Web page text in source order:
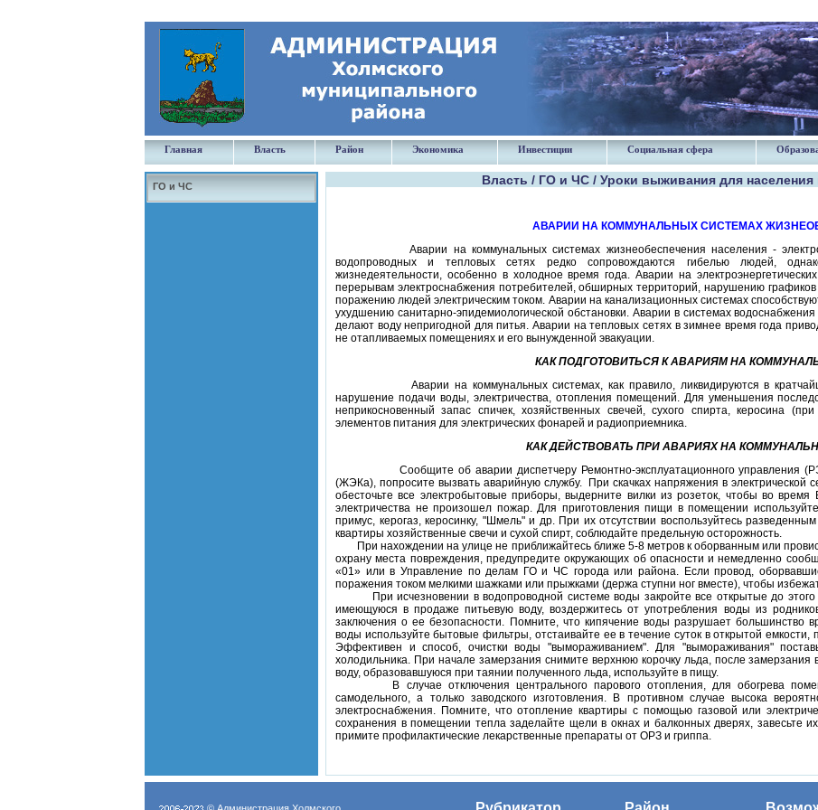
Главная Власть Район Экономика Инвестиции Социальная сфера
ГО и ЧС Власть / ГО и ЧС / Уроки выживания для
АВАРИИ НА КОММУНАЛЬНЫХ СИСТЕМАХ
Аварии на коммунальных системах жизнеобеспечения населения -
водопроводных и тепловых сетях редко сопро­вождаются гибелью людей,
жизнедеятельности, особенно в холодное время года. Аварии на
перерывам электроснабжения потребителей, обширных территорий, нарушению
поражению людей электрическим током. Аварии на канализационных системах
ухудшению санитарно-эпидемиологической обстановки. Аварии в системах
делают воду непригодной для питья. Аварии на тепловых сетях в зимнее время года
не отапливаемых помещениях и его вынужденной эвакуации.
КАК ПОДГОТОВИТЬСЯ К АВАРИЯМ НА
Аварии на коммунальных системах, как правило, ликвидируются в
нарушение подачи воды, электричества, отопления помещений. Для уменьшения
неприкосновенный запас спичек, хозяйственных свечей, сухого спирта, керосина
элементов питания для электрических фонарей и радиоприемника.
КАК ДЕЙСТВОВАТЬ ПРИ АВАРИЯХ НА
Сообщите об аварии диспетчеру Ремонтно-эксплуатационного управления
(ЖЭКа), попросите вызвать аварийную службу. При скачках напряжения в электрической
обесточьте все электробытовые приборы, выдерните вилки из розеток, чтобы во время
электричества не произошел пожар. Для приготовления пищи в помещении используйте
примус, керогаз, керосинку, "Шмель" и др. При их отсутствии воспользуйтесь
квартиры хо­зяйственные свечи и сухой спирт, соблюдайте предельную осторожность.
При нахождении на улице не приближайтесь ближе 5-8 метров к оборванным или
охрану места повреждения, предупредите окружающих об опасности и немедленно
«01» или в Управление по делам ГО и ЧС города или района. Если провод,
поражения током мелкими шажками или прыжками (держа ступни ног вместе), чтобы
При исчезновении в водопроводной системе воды зак­ройте все открытые до этого
имеющуюся в продаже питьевую воду, воздержитесь от употребления воды из
заключения о ее безопасности. Помните, что кипячение воды разрушает большинство
воды используйте бытовые фильтры, отстаивайте ее в те­чение суток в открытой
Эффективен и способ, очистки воды "вымораживанием". Для "вымораживания"
холодильника. При начале замерзания снимите верхнюю корочку льда, после замерзания
воду, образовавшуюся при таянии полученного льда, используйте в пищу.
В случае отключения центрального парового отопления, для обо­грева
самодельного, а только заводского изготовления. В противном случае высока
электроснабжения. Помните, что отопление квартиры с помощью газовой или
сохранения в помещении тепла заделайте щели в окнах и балконных дверях, завесьте
примите профилактические лекарственные препараты от ОРЗ и гриппа.